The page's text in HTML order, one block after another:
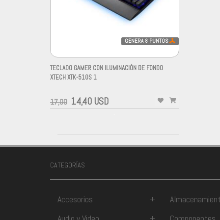
GENERA 8PUNTOS
TECLADO GAMER CON ILUMINACIÓN DE FONDO
XTECH XTK-510S 1
17,00 14,40 USD
CATEGORÍAS
Accesorios +